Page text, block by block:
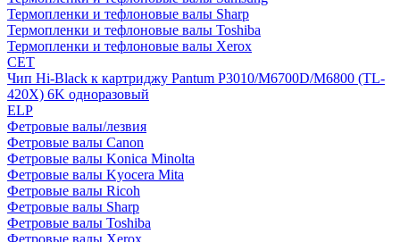
Термопленки и тефлоновые валы Sharp
Термопленки и тефлоновые валы Toshiba
Термопленки и тефлоновые валы Xerox
CET
Чип Hi-Black к картриджу Pantum P3010/M6700D/M6800 (TL-
420X) 6K одноразовый
ELP
Фетровые валы/лезвия
Фетровые валы Canon
Фетровые валы Konica Minolta
Фетровые валы Kyocera Mita
Фетровые валы Ricoh
Фетровые валы Sharp
Фетровые валы Toshiba
Фетровые валы Xerox